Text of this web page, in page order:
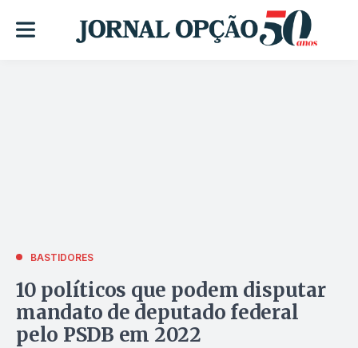
BASTIDORES
10 políticos que podem disputar
mandato de deputado federal
pelo PSDB em 2022